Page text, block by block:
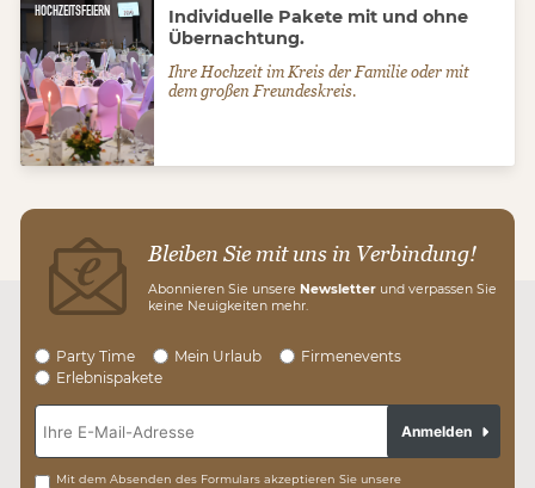
HOCHZEITSFEIERN
Individuelle Pakete mit und ohne
Übernachtung.
Ihre Hochzeit im Kreis der Familie oder mit
dem großen Freundeskreis.
Bleiben Sie mit uns in Verbindung!
Abonnieren Sie unsere Newsletter und verpassen Sie
keine Neuigkeiten mehr.
Party Time Mein Urlaub
Firmenevents
Erlebnispakete
Mit dem Absenden des Formulars akzeptieren Sie unsere
Anmelden